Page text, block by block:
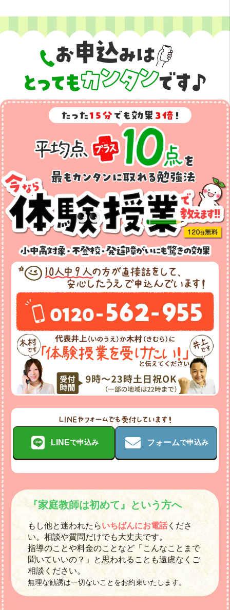
LINEで申込み フォームで申込み
『家庭教師は初めて』という方へ
もし他と迷われたらいちばんにお電話くださ
い。相談や質問だけでも大丈夫です。
指導のことや料金のことなど「こんなことまで
聞いていいの？」と思われることも遠慮なくご
相談ください。
無理な勧誘は一切ないことをお約束いたします。